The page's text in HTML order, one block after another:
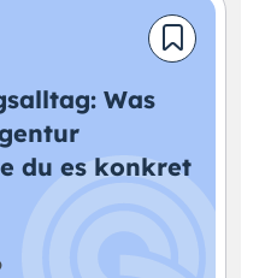
Was
du es konkret